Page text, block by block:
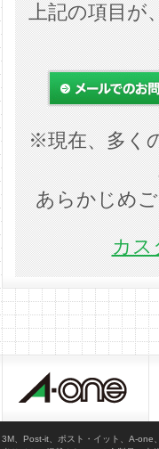
上記の項目が
※現在、多く
あらかじめ
カス
3M、Post-it、ポスト・イット、A-one